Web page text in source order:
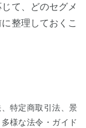
て、どのセグメ
整理しておくこ
特定商取引法、景
様な法令・ガイド